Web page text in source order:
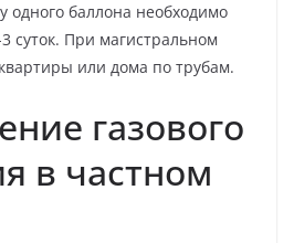
одного баллона необходимо
суток. При магистральном
или дома по трубам.
газового
в частном